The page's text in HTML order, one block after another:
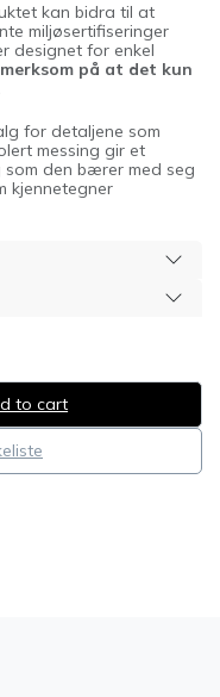
kan bidra til at
miljøsertifiseringer
designet for enkel
på at det kun
for detaljene som
messing gir et
den bærer med seg
kjennetegner
to cart